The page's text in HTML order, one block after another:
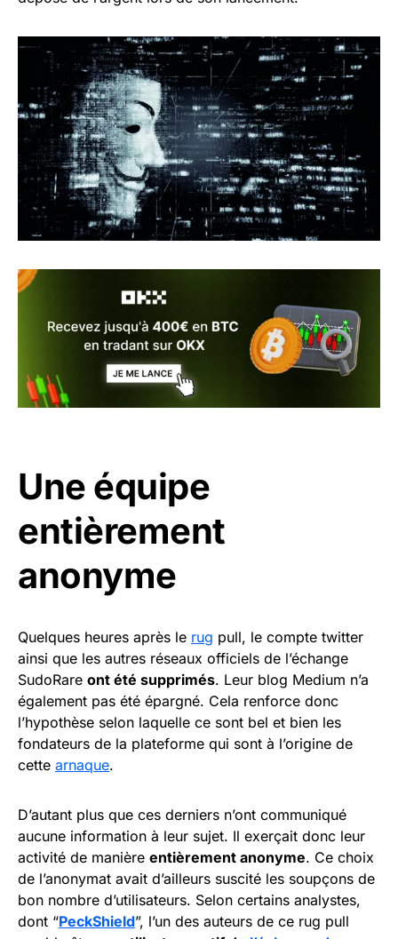
Une équipe
entièrement
anonyme
Quelques heures après le rug pull, le compte twitter
ainsi que les autres réseaux officiels de l’échange
SudoRare ont été supprimés. Leur blog Medium n’a
également pas été épargné. Cela renforce donc
l’hypothèse selon laquelle ce sont bel et bien les
fondateurs de la plateforme qui sont à l’origine de
cette arnaque.
D’autant plus que ces derniers n’ont communiqué
aucune information à leur sujet. Il exerçait donc leur
activité de manière entièrement anonyme. Ce choix
de l’anonymat avait d’ailleurs suscité les soupçons de
bon nombre d’utilisateurs. Selon certains analystes,
dont “PeckShield”, l’un des auteurs de ce rug pull